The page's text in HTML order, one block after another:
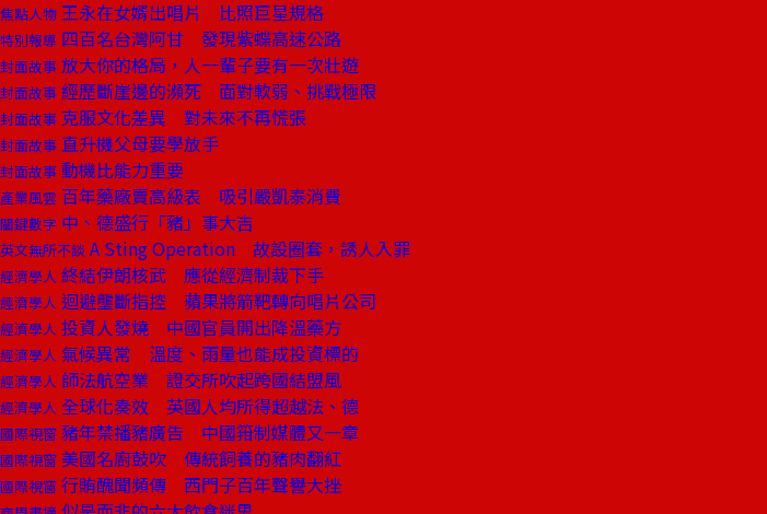
焦點人物 王永在女婿出唱片 比照巨星規格
特別報導 四百名台灣阿甘 發現紫蝶高速公路
封面故事 放大你的格局，人一輩子要有一次壯遊
封面故事 經歷斷崖邊的瀕死 面對軟弱、挑戰極限
封面故事 克服文化差異 對未來不再慌張
封面故事 直升機父母要學放手
封面故事 動機比能力重要
產業風雲 百年藥廠賣高級表 吸引嚴凱泰消費
關鍵數字 中、德盛行「豬」事大吉
英文無所不談 A Sting Operation 故設圈套，誘人入罪
經濟學人 終結伊朗核武 應從經濟制裁下手
經濟學人 迴避壟斷指控 蘋果將箭靶轉向唱片公司
經濟學人 投資人發燒 中國官員開出降溫藥方
經濟學人 氣候異常 溫度、雨量也能成投資標的
經濟學人 師法航空業 證交所吹起跨國結盟風
經濟學人 全球化奏效 英國人均所得超越法、德
國際視窗 豬年禁播豬廣告 中國箝制媒體又一章
國際視窗 美國名廚鼓吹 傳統飼養的豬肉翻紅
國際視窗 行賄醜聞頻傳 西門子百年聲譽大挫